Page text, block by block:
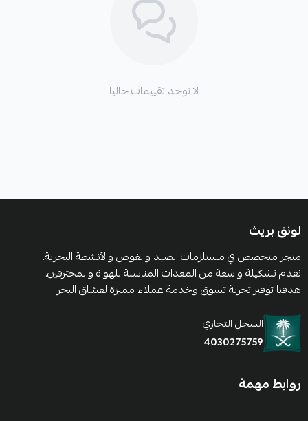
تجمع بين الأداء العالي والمظهر الأنيق، مما يجعلها خيارًا
لا توجد تقييمات حاليا
لونق بريث
متجر متخصص في مستلزمات الصيد والغوص والأنشطة البحرية.
نقدم تشكيلة واسعة من المعدات المناسبة للهواة والمحترفين.
هدفنا توفير تجربة تسوق وخدمة عملاء مميزة لعشاق البحر
السجل التجاري
4030275759
روابط مهمة